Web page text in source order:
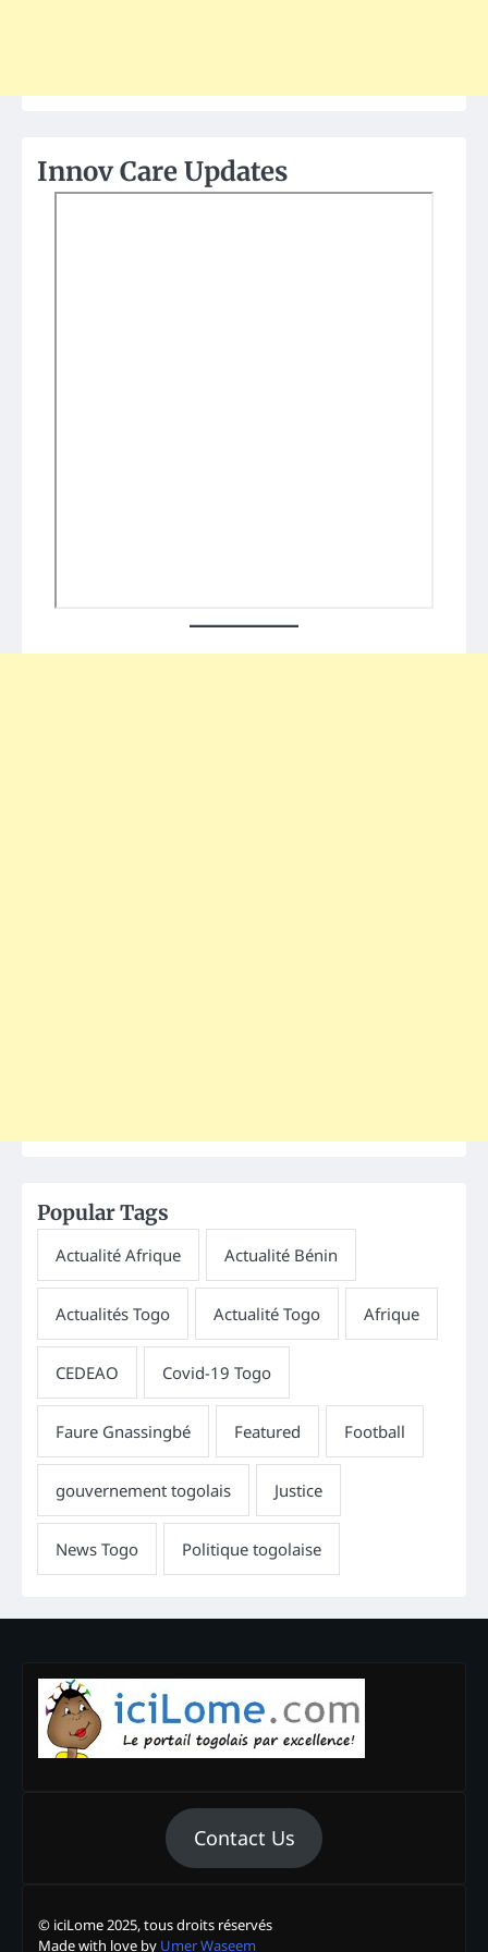
Innov Care Updates
Popular Tags
Contact Us
© iciLome 2025, tous droits réservés
Made with love by Umer Waseem